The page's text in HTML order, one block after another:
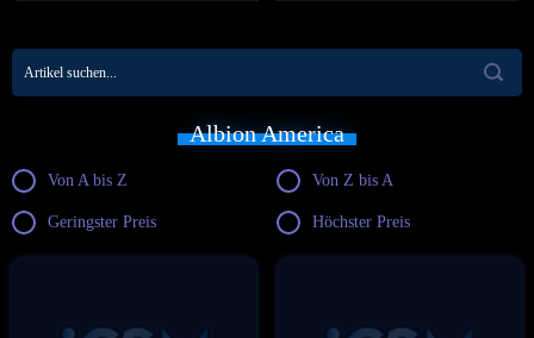
Albion America
Von A bis Z Von Z bis A
Geringster Preis Höchster Preis